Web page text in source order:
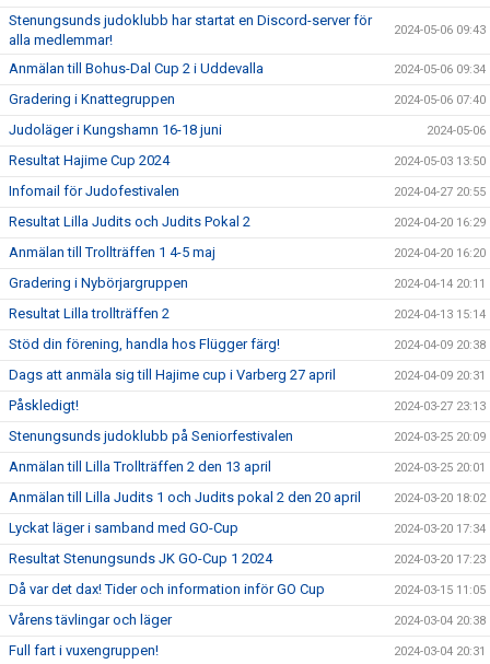
Stenungsunds judoklubb har startat en Discord-server för
alla medlemmar!
2024-05-06 09:43
Anmälan till Bohus-Dal Cup 2 i Uddevalla 2024-05-06 09:34
Gradering i Knattegruppen 2024-05-06 07:40
Judoläger i Kungshamn 16-18 juni 2024-05-06
Resultat Hajime Cup 2024 2024-05-03 13:50
Infomail för Judofestivalen 2024-04-27 20:55
Resultat Lilla Judits och Judits Pokal 2 2024-04-20 16:29
Anmälan till Trollträffen 1 4-5 maj 2024-04-20 16:20
Gradering i Nybörjargruppen 2024-04-14 20:11
Resultat Lilla trollträffen 2 2024-04-13 15:14
Stöd din förening, handla hos Flügger färg! 2024-04-09 20:38
Dags att anmäla sig till Hajime cup i Varberg 27 april 2024-04-09 20:31
Påskledigt! 2024-03-27 23:13
Stenungsunds judoklubb på Seniorfestivalen 2024-03-25 20:09
Anmälan till Lilla Trollträffen 2 den 13 april 2024-03-25 20:01
Anmälan till Lilla Judits 1 och Judits pokal 2 den 20 april 2024-03-20 18:02
Lyckat läger i samband med GO-Cup 2024-03-20 17:34
Resultat Stenungsunds JK GO-Cup 1 2024 2024-03-20 17:23
Då var det dax! Tider och information inför GO Cup 2024-03-15 11:05
Vårens tävlingar och läger 2024-03-04 20:38
Full fart i vuxengruppen! 2024-03-04 20:31